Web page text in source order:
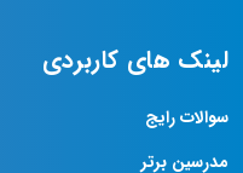
لینک های کاربردی
سوالات رایج
مدرسین برتر